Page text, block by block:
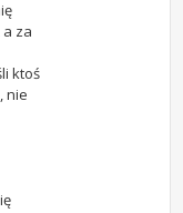
za
ktoś
nie